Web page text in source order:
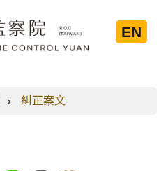
EN
糾正案文